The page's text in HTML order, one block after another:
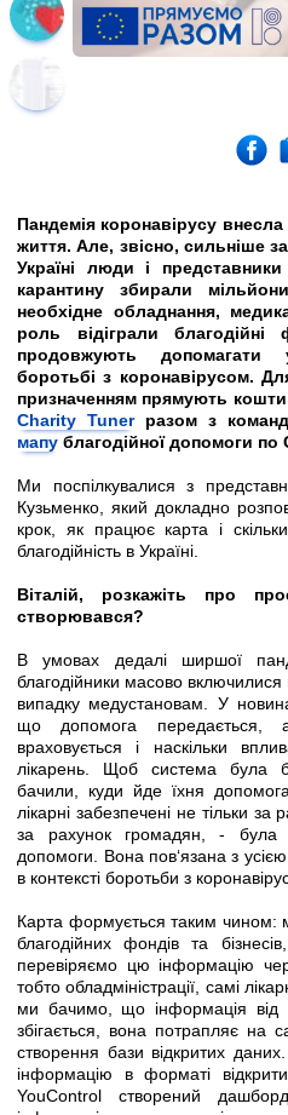
Пандемія коронавірусу
життя. Але, звісно, сильніше
Україні люди і представники
карантину збирали
необхідне обладнання,
роль відіграли благодійні
продовжують допомагати
боротьбі з коронавірусом.
призначенням прямують кошти,
Charity Tunerразом з
мапу благодійної допомоги по
Ми поспілкувалися з
Кузьменко, який докладно
крок, як працює карта і
благодійність в Україні.
Віталій, розкажіть про
створювався?
В умовах дедалі ширшої
благодійники масово
випадку медустановам. У
що допомога
враховується і наскільки
лікарень. Щоб система була
бачили, куди йде їхня
лікарні забезпечені не тільки
за рахунок громадян, - була
допомоги. Вона пов‘язана з
в контексті боротьби з
Карта формується таким чином:
благодійних фондів та
перевіряємо цю інформацію
тобто обладміністрації, самі
ми бачимо, що інформація від
збігається, вона потрапляє
створення бази відкритих
інформацію в форматі
YouControl створений